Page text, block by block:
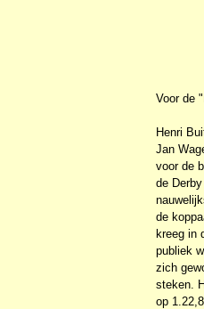
Voor de
Henri
Jan
voor de
de
de
kreeg in
publiek
zich
steken.
op